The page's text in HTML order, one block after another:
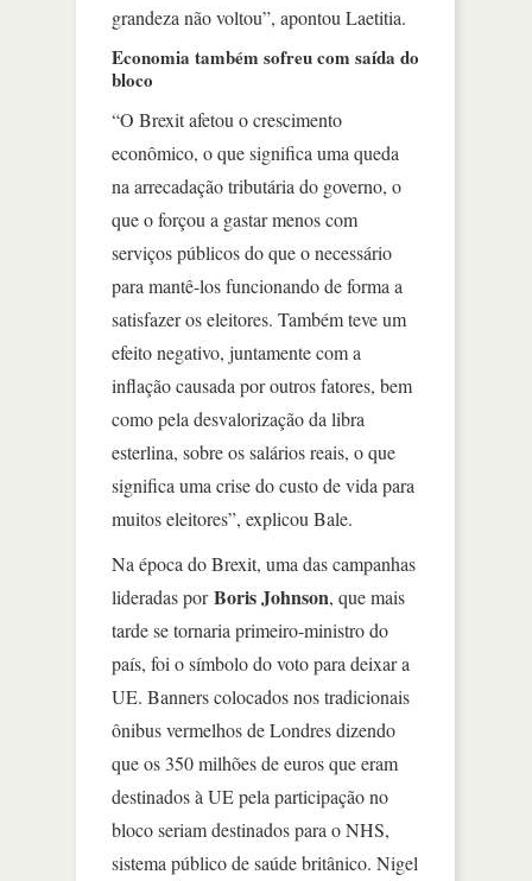
grandeza não voltou”, apontou Laetitia.
Economia também sofreu com saída do
bloco
“O Brexit afetou o crescimento
econômico, o que significa uma queda
na arrecadação tributária do governo, o
que o forçou a gastar menos com
serviços públicos do que o necessário
para mantê-los funcionando de forma a
satisfazer os eleitores. Também teve um
efeito negativo, juntamente com a
inflação causada por outros fatores, bem
como pela desvalorização da libra
esterlina, sobre os salários reais, o que
significa uma crise do custo de vida para
muitos eleitores”, explicou Bale.
Na época do Brexit, uma das campanhas
lideradas porBoris Johnson, que mais
tarde se tornaria primeiro-ministro do
país, foi o símbolo do voto para deixar a
UE. Banners colocados nos tradicionais
ônibus vermelhos de Londres dizendo
que os 350 milhões de euros que eram
destinados à UE pela participação no
bloco seriam destinados para o NHS,
sistema público de saúde britânico. Nigel